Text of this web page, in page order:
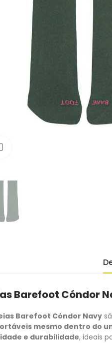
Barefoot Cóndor
Barefoot Cóndor Navy
mesmo dentro do
e durabilidade, ideais